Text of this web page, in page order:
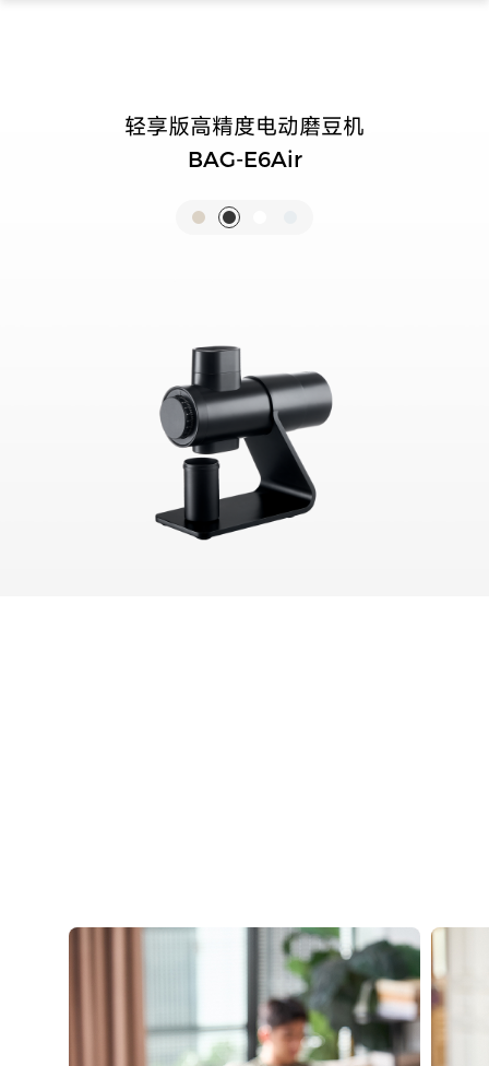
轻享版高精度电动磨豆机
BAG-E6Air